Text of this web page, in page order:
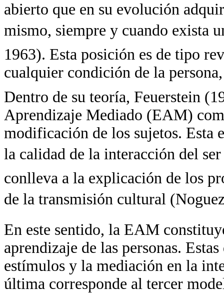
abierto que en su evolución
mismo, siempre y cuando exista
1963). Esta posición es de tipo
cualquier condición de la
Dentro de su teoría, Feuerstein
Aprendizaje Mediado (EAM)
modificación de los sujetos. Esta
la calidad de la interacción del
conlleva a la explicación de los
de la transmisión cultural
En este sentido, la EAM
aprendizaje de las personas.
estímulos y la mediación en la
última corresponde al tercer